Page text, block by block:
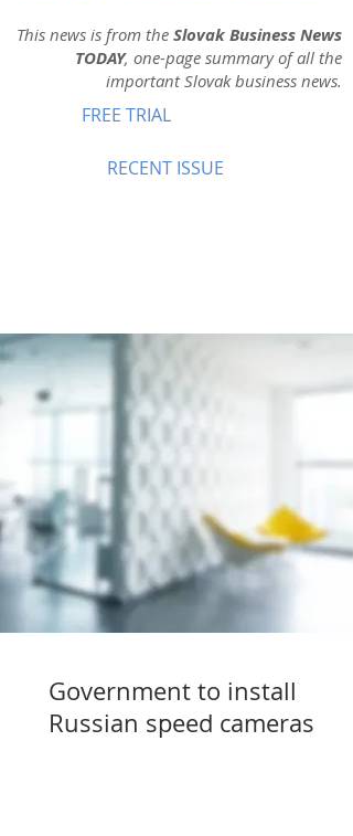
This news is from the Slovak Business News
TODAY, one-page summary of all the
important Slovak business news.
FREE TRIAL
RECENT ISSUE
Government to install
Russian speed cameras